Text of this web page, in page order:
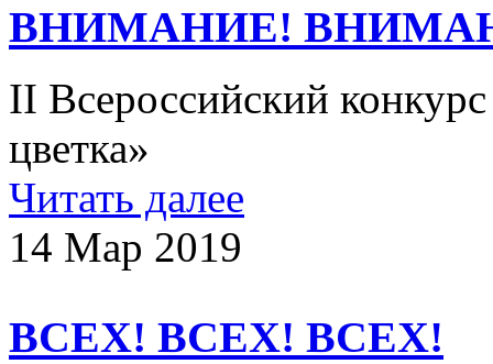
ВНИМАНИЕ!
II Всероссийский
цветка»
Читать далее
14 Мар 2019
ВСЕХ! ВСЕХ! ВСЕХ!